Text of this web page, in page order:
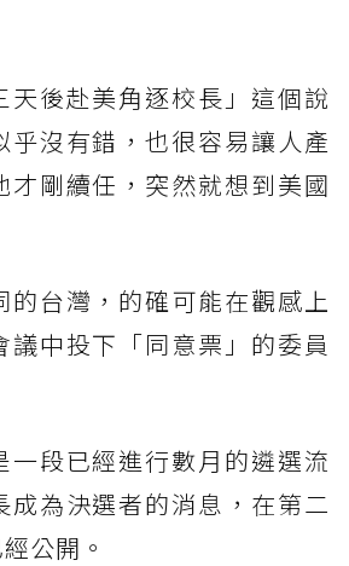
天後赴美角逐校長」這個說
乎沒有錯，也很容易讓人產
才剛續任，突然就想到美國
的台灣，的確可能在觀感上
議中投下「同意票」的委員
一段已經進行數月的遴選流
成為決選者的消息，在第二
公開。